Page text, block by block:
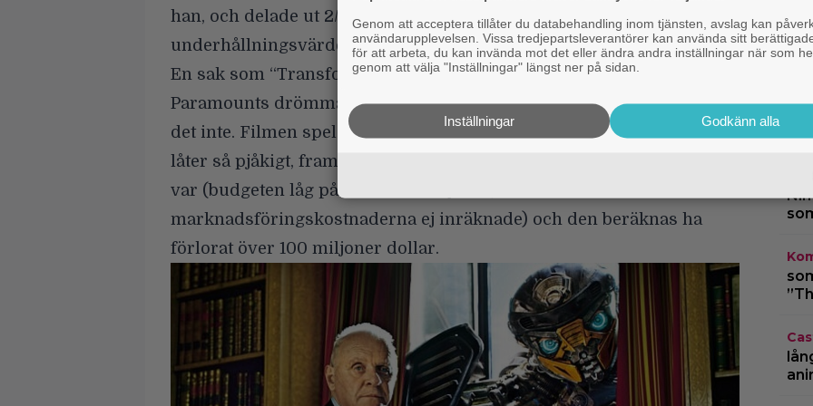
han, och delade ut 2/5 i en recension som sannolikt har större
underhållningsvärde än filmen den handlar om.
En sak som “Transformers: The Last Knight” de facto dödade var
Paramounts drömmar om ett fett kassaflöde, för något sådant blev
det inte. Filmen spelade förvisso in 605 miljoner dollar vilket inte
låter så pjåkigt, fram tills man inser hur omotiverat svindyr filmen
var (budgeten låg på över 200 miljoner, och då är
marknadsföringskostnaderna ej inräknade) och den beräknas ha
förlorat över 100 miljoner dollar.
Genom att acceptera tillåter du databehandling inom tjänsten, avslag kan
användarupplevelsen. Vissa tredjepartsleverantörer kan använda sitt
för att arbeta, du kan invända mot det eller ändra andra inställningar när som
genom att välja "Inställningar" längst ner på sidan.
Godkänn alla
Inställningar